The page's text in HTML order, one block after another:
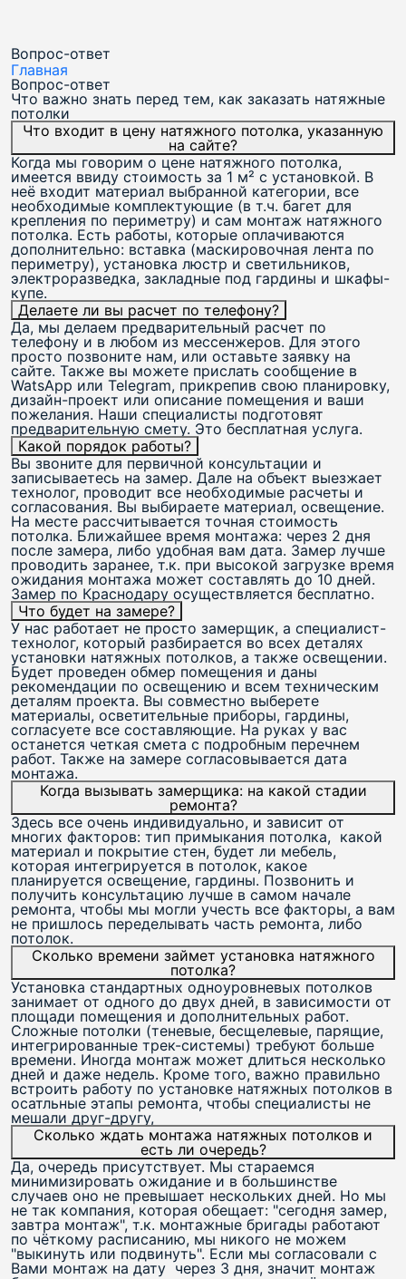
Вопрос-ответ
Главная
Вопрос-ответ
Что важно знать перед тем, как заказать натяжные
потолки
Что входит в цену натяжного потолка, указанную
на сайте?
Когда мы говорим о цене натяжного потолка,
имеется ввиду стоимость за 1 м² с установкой. В
неё входит материал выбранной категории, все
необходимые комплектующие (в т.ч. багет для
крепления по периметру) и сам монтаж натяжного
потолка. Есть работы, которые оплачиваются
дополнительно: вставка (маскировочная лента по
периметру), установка люстр и светильников,
электроразведка, закладные под гардины и шкафы-
купе.
Делаете ли вы расчет по телефону?
Да, мы делаем предварительный расчет по
телефону и в любом из мессенжеров. Для этого
просто позвоните нам, или оставьте заявку на
сайте. Также вы можете прислать сообщение в
WatsApp или Telegram, прикрепив свою планировку,
дизайн-проект или описание помещения и ваши
пожелания. Наши специалисты подготовят
предварительную смету. Это бесплатная услуга.
Какой порядок работы?
Вы звоните для первичной консультации и
записываетесь на замер. Дале на объект выезжает
технолог, проводит все необходимые расчеты и
согласования. Вы выбираете материал, освещение.
На месте рассчитывается точная стоимость
потолка. Ближайшее время монтажа: через 2 дня
после замера, либо удобная вам дата. Замер лучше
проводить заранее, т.к. при высокой загрузке время
ожидания монтажа может составлять до 10 дней.
Замер по Краснодару осуществляется бесплатно.
Что будет на замере?
У нас работает не просто замерщик, а специалист-
технолог, который разбирается во всех деталях
установки натяжных потолков, а также освещении.
Будет проведен обмер помещения и даны
рекомендации по освещению и всем техническим
деталям проекта. Вы совместно выберете
материалы, осветительные приборы, гардины,
согласуете все составляющие. На руках у вас
останется четкая смета с подробным перечнем
работ. Также на замере согласовывается дата
монтажа.
Когда вызывать замерщика: на какой стадии
ремонта?
Здесь все очень индивидуально, и зависит от
многих факторов: тип примыкания потолка, какой
материал и покрытие стен, будет ли мебель,
которая интегрируется в потолок, какое
планируется освещение, гардины. Позвонить и
получить консультацию лучше в самом начале
ремонта, чтобы мы могли учесть все факторы, а вам
не пришлось переделывать часть ремонта, либо
потолок.
Сколько времени займет установка натяжного
потолка?
Установка стандартных одноуровневых потолков
занимает от одного до двух дней, в зависимости от
площади помещения и дополнительных работ.
Сложные потолки (теневые, бесщелевые, парящие,
интегрированные трек-системы) требуют больше
времени. Иногда монтаж может длиться несколько
дней и даже недель. Кроме того, важно правильно
встроить работу по установке натяжных потолков в
осатльные этапы ремонта, чтобы специалисты не
мешали друг-другу,
Сколько ждать монтажа натяжных потолков и
есть ли очередь?
Да, очередь присутствует. Мы стараемся
минимизировать ожидание и в большинстве
случаев оно не превышает нескольких дней. Но мы
не так компания, которая обещает: "сегодня замер,
завтра монтаж", т.к. монтажные бригады работают
по чёткому расписанию, мы никого не можем
"выкинуть или подвинуть". Если мы согласовали с
Вами монтаж на дату через 3 дня, значит монтаж